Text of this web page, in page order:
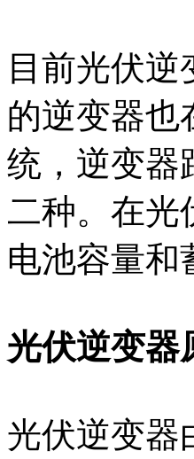
目前光伏
的逆变器也
统，逆变器
二种。在光
电池容量和
光伏逆变器
光伏逆变器